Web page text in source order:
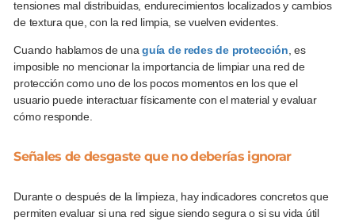
tensiones mal distribuidas, endurecimientos localizados y cambios
de textura que, con la red limpia, se vuelven evidentes.
Cuando hablamos de unaguía de redes de protección , es
imposible no mencionar la importancia de limpiar una red de
protección como uno de los pocos momentos en los que el
usuario puede interactuar físicamente con el material y evaluar
cómo responde.
Señales de desgaste que no deberías ignorar
Durante o después de la limpieza, hay indicadores concretos que
permiten evaluar si una red sigue siendo segura o si su vida útil